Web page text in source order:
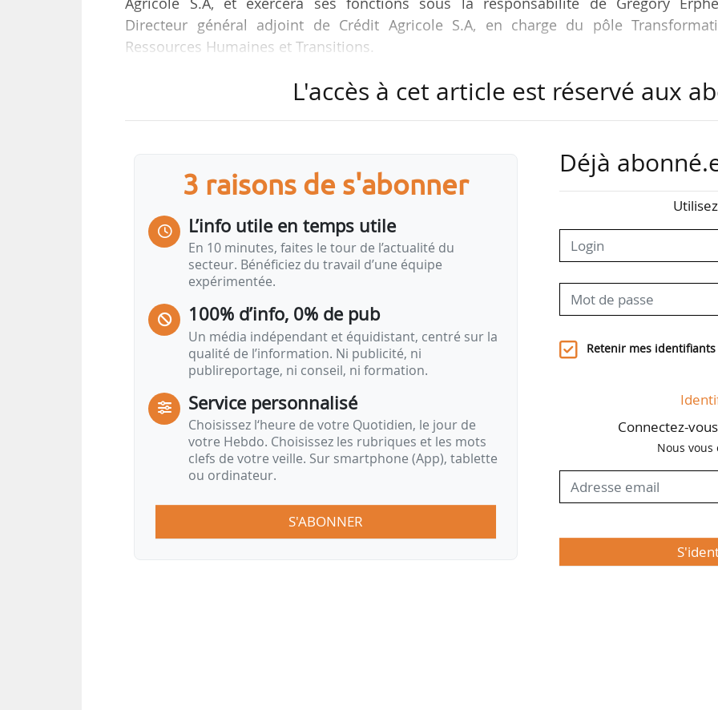
Directeur général adjoint de Crédit Agricole S.A, en charge du pôle
Ressources Humaines et Transitions.
Diplômé de l’Ecole Polytechnique et Ingénieur en chef des Ponts, des Eaux et des
En 2021, il est nommé conseiller Industrie 4.0, Europe, Territoires et Attractivité auprès
la Ministre déléguée à l’Industrie, puis il réintègre en 2022 la Direction générale du
en tant que Chef du bureau Entreprises et intermédiaires d’assurance.
En 2023, il rejoint le Ministère de la Transition énergétique comme Directeur adjoint
cabinet, puis devient Directeur de cabinet de la Ministre déléguée …
L'accès à cet article est réservé aux
3 raisons de s'abonner
L’info utile en temps utile
En 10 minutes, faites le tour de l’actualité du
secteur. Bénéficiez du travail d’une équipe
expérimentée.
100% d’info, 0% de pub
Un média indépendant et équidistant, centré sur la
qualité de l’information. Ni publicité, ni
publireportage, ni conseil, ni formation.
Service personnalisé
Choisissez l‘heure de votre Quotidien, le jour de
votre Hebdo. Choisissez les rubriques et les mots
clefs de votre veille. Sur smartphone (App), tablette
ou ordinateur.
S'ABONNER
Déjà
Retenir mes identifiants
Connectez-
Nous vous